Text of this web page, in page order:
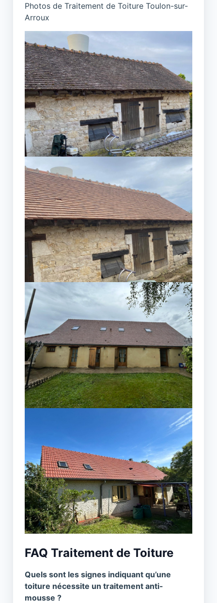
Photos de Traitement de Toiture Toulon-sur-
Arroux
FAQ Traitement de Toiture
Quels sont les signes indiquant qu’une
toiture nécessite un traitement anti-
mousse ?